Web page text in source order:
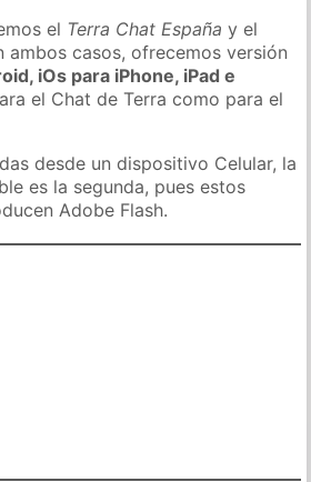
el Terra Chat España y el
ambos casos, ofrecemos versión
iOs para iPhone, iPad e
el Chat de Terra como para el
desde un dispositivo Celular, la
es la segunda, pues estos
Adobe Flash.